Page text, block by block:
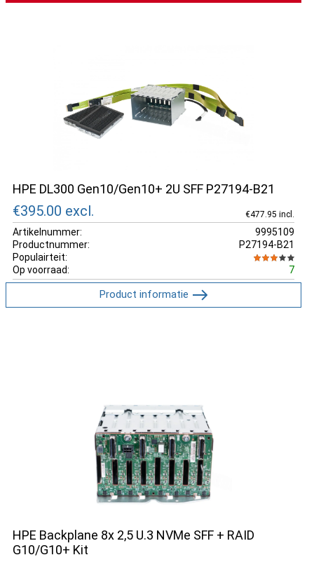
HPE DL300 Gen10/Gen10+ 2U SFF P27194-B21
€395.00 excl. €477.95 incl.
Artikelnummer:
9995109
Productnummer:
P27194-B21
Populairteit:
Op voorraad:
7
Product informatie
HPE Backplane 8x 2,5 U.3 NVMe SFF + RAID
G10/G10+ Kit